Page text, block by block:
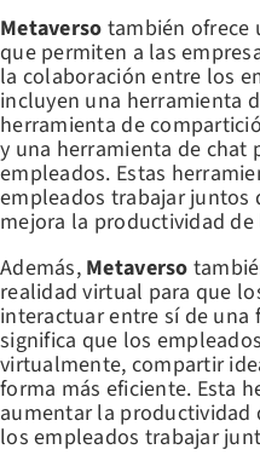
Metaverso también ofrece
que permiten a las
la colaboración entre los
incluyen una herramienta
herramienta de
y una herramienta de chat
empleados. Estas
empleados trabajar juntos
mejora la productividad de
Además, Metaverso
realidad virtual para que
interactuar entre sí de una
significa que los
virtualmente, compartir
forma más eficiente. Esta
aumentar la productividad
los empleados trabajar